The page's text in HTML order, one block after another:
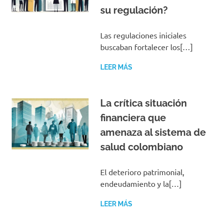
su regulación?
Las regulaciones iniciales
buscaban fortalecer los[…]
LEER MÁS
La crítica situación
financiera que
amenaza al sistema de
salud colombiano
El deterioro patrimonial,
endeudamiento y la[…]
LEER MÁS